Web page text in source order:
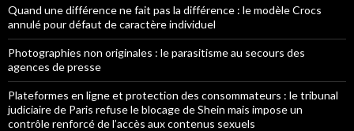
Quand une différence ne fait pas la différence : le modèle Crocs
annulé pour défaut de caractère individuel
Photographies non originales : le parasitisme au secours des
agences de presse
Plateformes en ligne et protection des consommateurs : le tribunal
judiciaire de Paris refuse le blocage de Shein mais impose un
contrôle renforcé de l’accès aux contenus sexuels